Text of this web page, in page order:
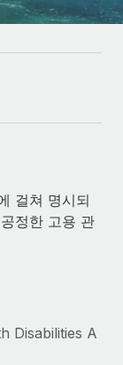
지원 제공
걸쳐 명시되
정한 고용 관
Disabilities A